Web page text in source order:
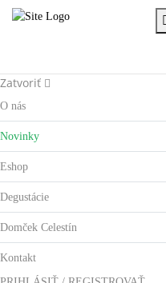
Zatvoriť
O nás
Novinky
Eshop
Degustácie
Domček Celestín
Kontakt